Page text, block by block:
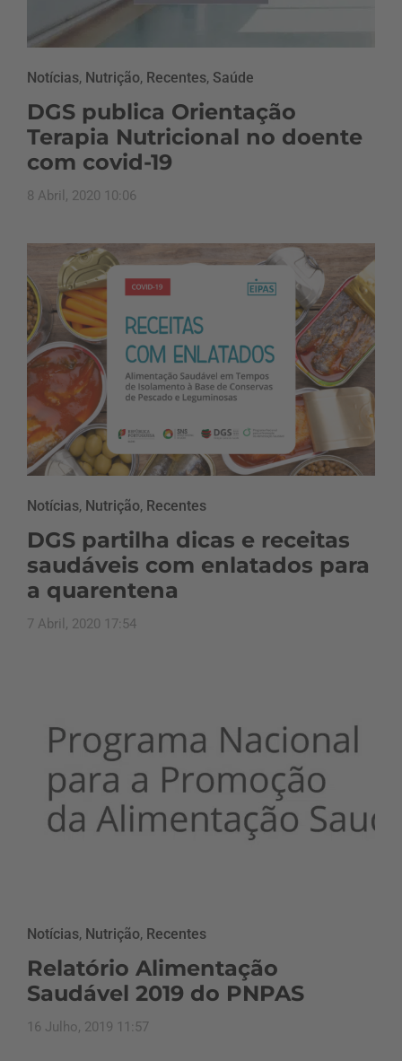
Notícias, Nutrição, Recentes, Saúde
DGS publica Orientação
Terapia Nutricional no doente
com covid-19
8 Abril, 2020 10:06
Notícias, Nutrição, Recentes
DGS partilha dicas e receitas
saudáveis com enlatados para
a quarentena
7 Abril, 2020 17:54
Notícias, Nutrição, Recentes
Relatório Alimentação
Saudável 2019 do PNPAS
16 Julho, 2019 11:57